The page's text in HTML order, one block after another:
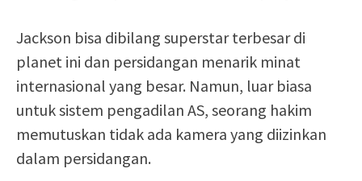
Jackson bisa dibilang superstar terbesar di
planet ini dan persidangan menarik minat
internasional yang besar. Namun, luar biasa
untuk sistem pengadilan AS, seorang hakim
memutuskan tidak ada kamera yang diizinkan
dalam persidangan.